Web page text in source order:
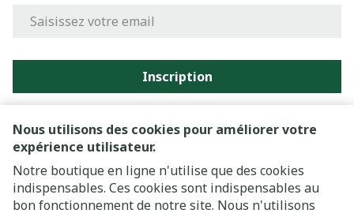
Nous utilisons des cookies pour améliorer votre
expérience utilisateur.
Notre boutique en ligne n'utilise que des cookies
indispensables. Ces cookies sont indispensables au
bon fonctionnement de notre site. Nous n'utilisons
Inscription
En cliquant sur s'abonner, vous vous abonnez à notre
newsletter et acceptez notrepolitique de confidentialité.